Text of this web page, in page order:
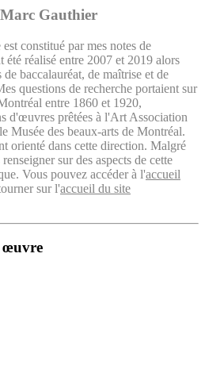
Marc Gauthier
constitué par mes notes de
réalisé entre 2007 et 2019 alors
baccalauréat, de maîtrise et de
questions de recherche portaient sur
entre 1860 et 1920,
d'œuvres prêtées à l'Art Association
Musée des beaux-arts de Montréal.
orienté dans cette direction. Malgré
sur des aspects de cette
Vous pouvez accéder à l'accueil
sur l'accueil du site
œuvre